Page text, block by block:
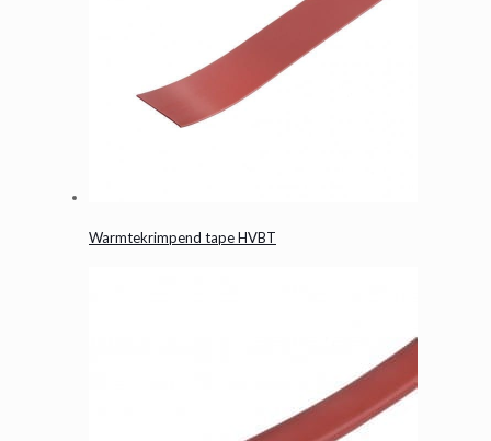
Warmtekrimpend tape HVBT